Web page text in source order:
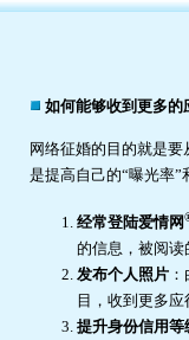
如何能够收到更多的
网络征婚的目的就是
是提高自己的“曝光率”
经常登陆爱情网
的信息，被阅读
发布个人照片
目，收到更多应
提升身份信用等